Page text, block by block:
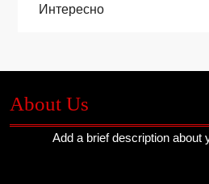
Интересно
About Us
Add a brief description about